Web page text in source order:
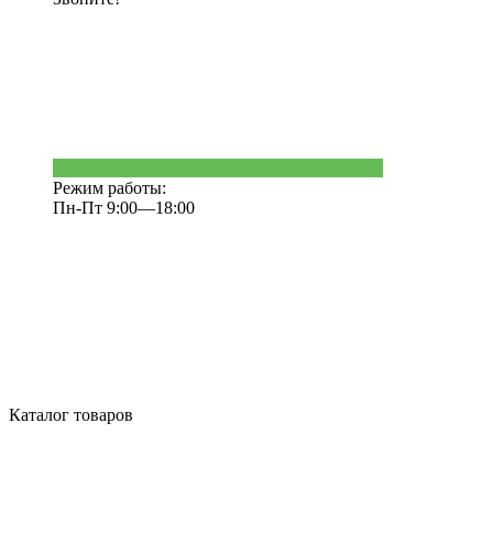
Режим работы:
Пн-Пт 9:00—18:00
Каталог товаров